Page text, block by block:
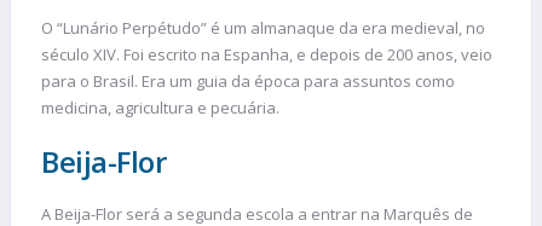
O “Lunário Perpétudo” é um almanaque da era medieval, no
século XIV. Foi escrito na Espanha, e depois de 200 anos, veio
para o Brasil. Era um guia da época para assuntos como
medicina, agricultura e pecuária.
Beija-Flor
A Beija-Flor será a segunda escola a entrar na Marquês de